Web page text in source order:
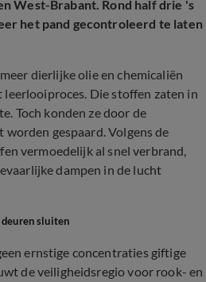
West-Brabant. Rond half drie 's
het pand gecontroleerd te laten
dierlijke olie en chemicaliën
Die stoffen zaten in
Toch konden ze door de
gespaard. Volgens de
vermoedelijk al snel verbrand,
dampen in de lucht
sluiten
ernstige concentraties giftige
de veiligheidsregio voor rook- en